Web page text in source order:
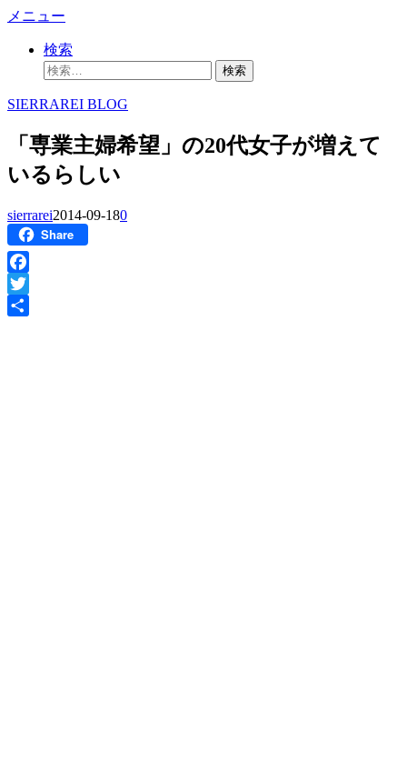
コ
へ
ス
キ
ッ
プ
メニュー
検索
検
SIERRAREI BLOG
「専業主婦希望」の20代女子が増えて
いるらしい
sierrarei2014-09-180
Share
Facebook
Twitter